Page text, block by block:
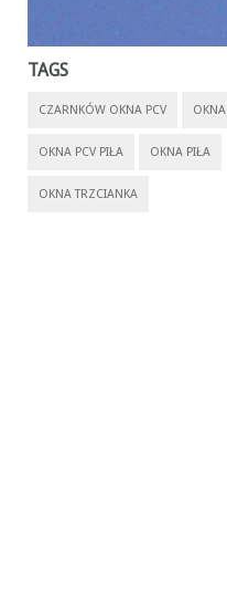
TAGS
CZARNKÓW OKNA PCV OKNA
OKNA PCV PIŁA OKNA PIŁA
OKNA TRZCIANKA